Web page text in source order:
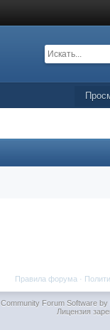
Правила форума ·
Community Forum Software by
Лицензия